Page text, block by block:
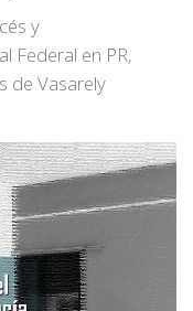
y
Federal en PR,
de Vasarely